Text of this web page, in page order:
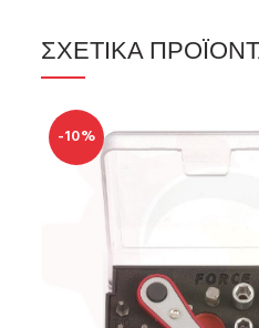
ΣΧΕΤΙΚΆ
-10%